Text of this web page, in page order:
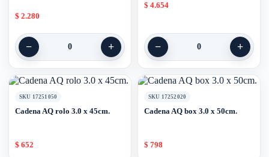
$ 2.280
− 0 +
$ 4.654
− 0 +
SKU 17251050
Cadena AQ rolo 3.0 x 45cm.
$ 652
SKU 17252020
Cadena AQ box 3.0 x 50cm.
$ 798